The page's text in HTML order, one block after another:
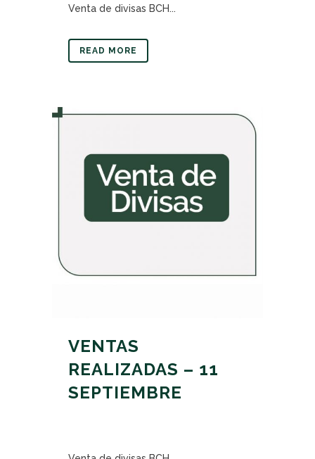
Venta de divisas BCH...
READ MORE
VENTAS
REALIZADAS – 11
SEPTIEMBRE